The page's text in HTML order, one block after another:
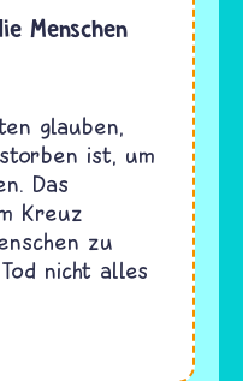
Menschen
glauben,
ist, um
Das
Kreuz
zu
nicht alles